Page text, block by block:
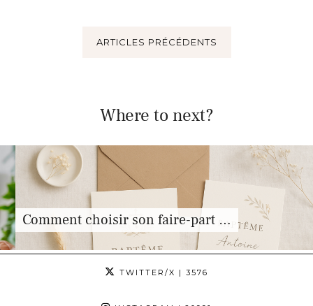
ARTICLES PRÉCÉDENTS
Where to next?
Comment choisir son faire-part …
TWITTER/X | 3576